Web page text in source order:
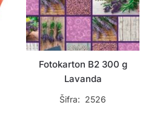
Fotokarton B2 300 g
Lavanda
Šifra: 2526